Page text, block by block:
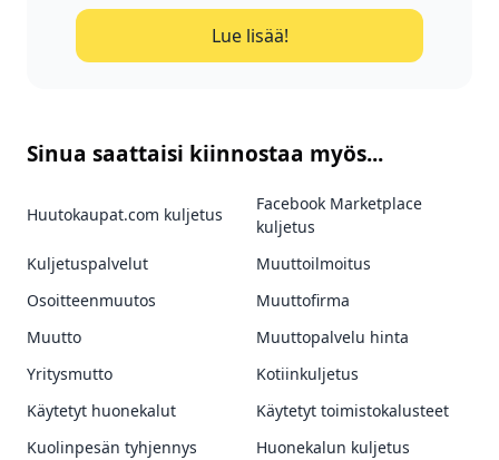
Lue lisää!
Sinua saattaisi kiinnostaa myös...
Huutokaupat.com kuljetus
Facebook Marketplace
kuljetus
Kuljetuspalvelut
Muuttoilmoitus
Osoitteenmuutos
Muuttofirma
Muutto
Muuttopalvelu hinta
Yritysmutto
Kotiinkuljetus
Käytetyt huonekalut
Käytetyt toimistokalusteet
Kuolinpesän tyhjennys
Huonekalun kuljetus